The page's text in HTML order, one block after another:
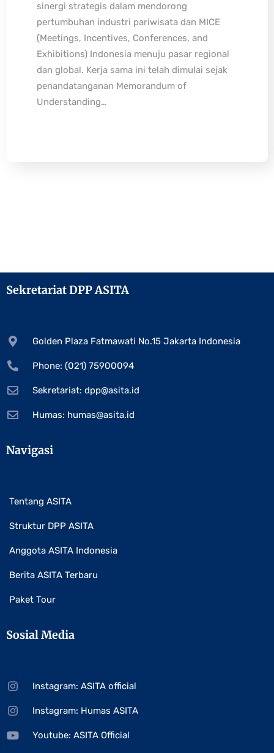
sinergi strategis dalam mendorong
pertumbuhan industri pariwisata dan MICE
(Meetings, Incentives, Conferences, and
Exhibitions) Indonesia menuju pasar regional
dan global. Kerja sama ini telah dimulai sejak
penandatanganan Memorandum of
Understanding…
Sekretariat DPP ASITA
Golden Plaza Fatmawati No.15 Jakarta Indonesia
Phone: (021) 75900094
Sekretariat: dpp@asita.id
Humas: humas@asita.id
Navigasi
Tentang ASITA
Struktur DPP ASITA
Anggota ASITA Indonesia
Berita ASITA Terbaru
Paket Tour
Sosial Media
Instagram: ASITA official
Instagram: Humas ASITA
Youtube: ASITA Official